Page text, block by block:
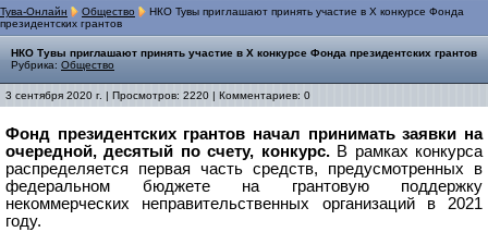
Тува-Онлайн Общество
НКО Тувы приглашают принять участие в X конкурсе Фонда
президентских грантов
НКО Тувы приглашают принять участие в X конкурсе Фонда президентских грантов
Рубрика: Общество
3 сентября 2020 г. | Просмотров: 2220 | Комментариев: 0
Фонд президентских грантов начал принимать заявки на
очередной, десятый по счету, конкурс.В рамках конкурса
распределяется первая часть средств, предусмотренных в
федеральном бюджете на грантовую поддержку
некоммерческих неправительственных организаций в 2021
году.